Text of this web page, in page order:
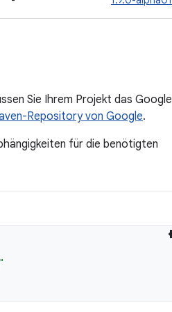
Sie Ihrem Projekt das Google
Repository von Google.
für die benötigten